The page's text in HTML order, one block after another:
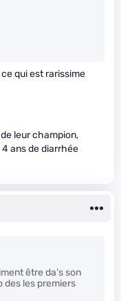
qui est rarissime
leur champion,
4 ans de diarrhée
être da’s son
des les premiers